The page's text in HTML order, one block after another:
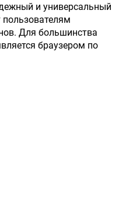
и универсальный
пользователям
Для большинства
браузером по